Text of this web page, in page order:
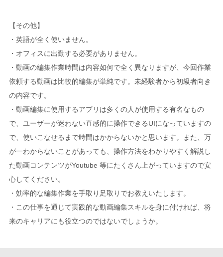
【その他】
・英語が全く使いません。
・オフィスに出勤する必要がありません。
・動画の編集作業時間は内容如何で全く異なりますが、今回作業
依頼する動画は比較的編集が単純です。未経験者から初級者向き
の内容です。
・動画編集に使用するアプリは多くの人が使用する有名なもの
で、ユーザーが迷わない直感的に操作できるUIになっていますの
で、使いこなせるまで時間はかからないかと思います。また、万
が一わからないことがあっても、操作方法をわかりやすく解説し
た動画コンテンツがYoutube 等にたくさん上がっていますので安
心してください。
・効率的な編集作業を手取り足取りでお教えいたします。
・この仕事を通じて実践的な動画編集スキルを身に付ければ、将
来のキャリアにも役立つのではないでしょうか。